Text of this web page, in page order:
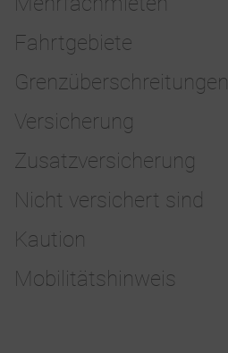
Fahrtgebiete
Grenzüberschreitungen
Versicherung
Zusatzversicherung
Nicht versichert sind
Kaution
Mobilitätshinweis